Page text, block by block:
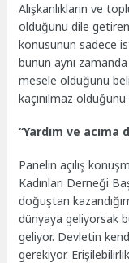
Alışkanlıkların ve
olduğunu dile getiren
konusunun sadece
bunun aynı
mesele olduğunu
kaçınılmaz
“Yardım ve acıma
Panelin açılış
Kadınları Derneği
doğuştan
dünyaya geliyorsak
geliyor. Devletin
gerekiyor.